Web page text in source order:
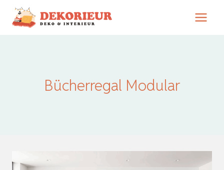
Zum
Inhalt
Bücherregal Modular